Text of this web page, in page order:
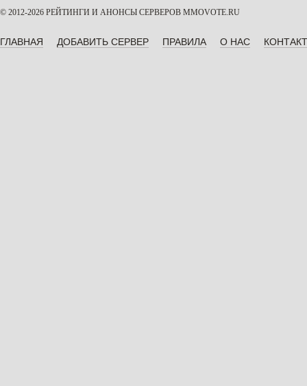
© 2012-2026 РЕЙТИНГИ И АНОНСЫ СЕРВЕРОВ MMOVOTE.RU
ГЛАВНАЯ ДОБАВИТЬ СЕРВЕР ПРАВИЛА О НАС